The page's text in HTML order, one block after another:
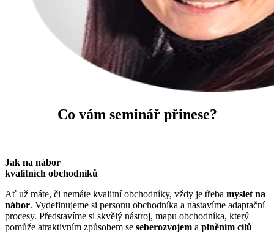
Co vám seminářpřinese?
Jak na nábor
kvalitních obchodníků
Ať už máte, či nemáte kvalitní obchodníky, vždy je třeba myslet na
nábor. Vydefinujeme si personu obchodníka a nastavíme adaptační
procesy. Představíme si skvělý nástroj, mapu obchodníka, který
pomůže atraktivním způsobem se seberozvojem a plněním cílů